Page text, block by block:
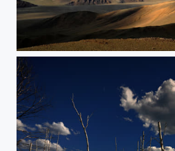
Altai - Russia